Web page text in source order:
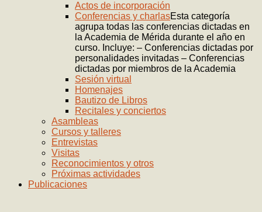
Actos de incorporación
Conferencias y charlasEsta categoría
agrupa todas las conferencias dictadas en
la Academia de Mérida durante el año en
curso. Incluye: – Conferencias dictadas por
personalidades invitadas – Conferencias
dictadas por miembros de la Academia
Sesión virtual
Homenajes
Bautizo de Libros
Recitales y conciertos
Asambleas
Cursos y talleres
Entrevistas
Visitas
Reconocimientos y otros
Próximas actividades
Publicaciones